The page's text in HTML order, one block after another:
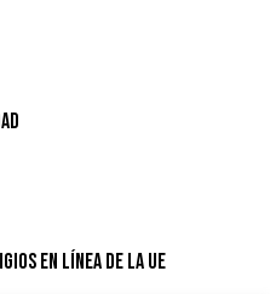
en línea de la UE